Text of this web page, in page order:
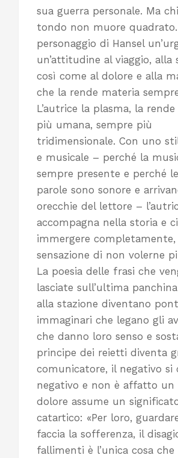
sua guerra personale. Ma
tondo non muore quadrato.
personaggio di Hansel
un’attitudine al viaggio, alla
così come al dolore e alla
che la rende materia
L’autrice la plasma, la
più umana, sempre più
tridimensionale. Con uno
e musicale – perché la
sempre presente e perché
parole sono sonore e
orecchie del lettore –
accompagna nella storia e
immergere
sensazione di non volerne
La poesia delle frasi che
lasciate sull’ultima
alla stazione diventano
immaginari che legano gli
che danno loro senso e
principe dei reietti diventa
comunicatore, il negativo si
negativo e non è affatto un
dolore assume un
catartico: «Per loro,
faccia la sofferenza, il
fallimenti è l’unica cosa che